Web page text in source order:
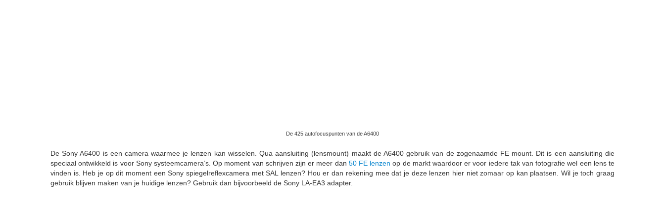
De 425 autofocuspunten van de A6400
De Sony A6400 is een camera waarmee je lenzen kan wisselen. Qua aansluiting (lensmount) maakt de A6400 gebruik van de zogenaamde FE mount. Dit is een aansluiting die
speciaal ontwikkeld is voor Sony systeemcamera’s. Op moment van schrijven zijn er meer dan 50 FE lenzen op de markt waardoor er voor iedere tak van fotografie wel een lens te
vinden is. Heb je op dit moment een Sony spiegelreflexcamera met SAL lenzen? Hou er dan rekening mee dat je deze lenzen hier niet zomaar op kan plaatsen. Wil je toch graag
gebruik blijven maken van je huidige lenzen? Gebruik dan bijvoorbeeld de Sony LA-EA3 adapter.